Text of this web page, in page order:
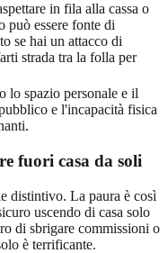
in fila alla cassa o
può essere fonte di
se hai un attacco di
strada tra la folla per
lo spazio personale e il
e l'incapacità fisica
fuori casa da soli
distintivo. La paura è così
uscendo di casa solo
di sbrigare commissioni o
è terrificante.